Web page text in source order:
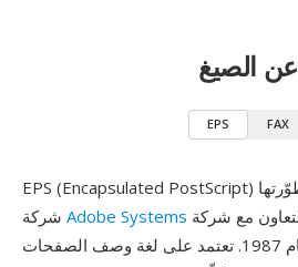
عن الصيغ
EPS FAX
EPS (Encapsulated PostScript) هي صيغة ملفات متجهة طوّرتها
Adobe Systems
ونُشرت لأول مرة عام 1987. تعتمد على لغة وصف الصفحات